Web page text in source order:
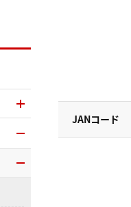
JANコード